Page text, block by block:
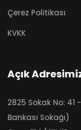
Çerez Politikası
KVKK
Açık
2825 Sokak No: 41
Bankası Sokağı)